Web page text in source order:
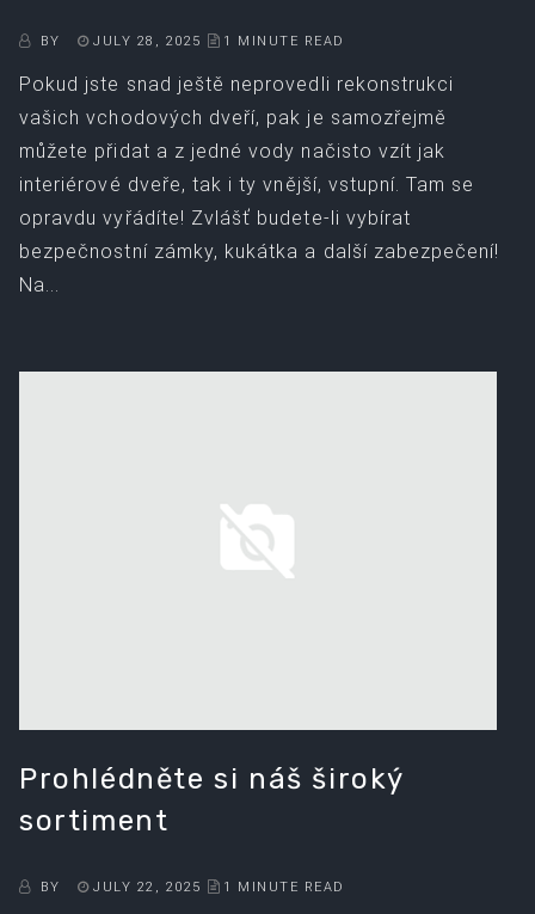
BY JULY 28, 2025 1 MINUTE READ
Pokud jste snad ještě neprovedli rekonstrukci
vašich vchodových dveří, pak je samozřejmě
můžete přidat a z jedné vody načisto vzít jak
interiérové dveře, tak i ty vnější, vstupní. Tam se
opravdu vyřádíte! Zvlášť budete-li vybírat
bezpečnostní zámky, kukátka a další zabezpečení!
Na...
Prohlédněte si náš široký
sortiment
BY JULY 22, 2025 1 MINUTE READ